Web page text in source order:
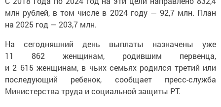
млн рублей, в том числе в 2024 году — 92,7 млн. План
на 2025 год — 203,7 млн.
На сегодняшний день выплаты назначены уже
11 862 женщинам, родившим первенца,
и 2 615 женщинам, в чьих семьях родился третий или
последующий ребенок, сообщает пресс-служба
Министерства труда и социальной защиты РТ.